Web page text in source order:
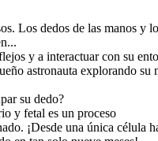
Los dedos de las manos y
y a interactuar con su
astronauta explorando su
su dedo?
y fetal es un proceso
¡Desde una única célula